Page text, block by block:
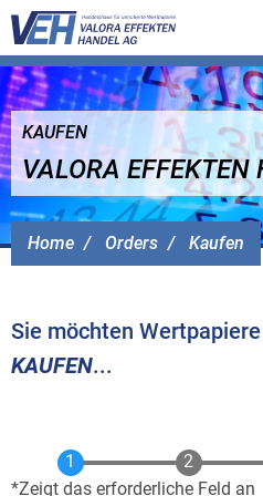
Home Orders Kaufen
KAUFEN
VALORA EFFEKTEN
Sie möchten
KAUFEN...
Zeigt das erforderliche Feld an